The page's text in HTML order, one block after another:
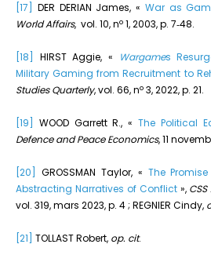
[17] DER DERIAN James, « War as
World Affairs, vol. 10, no 1, 2003, p. 7‑48.
[18] HIRST Aggie, « Wargames
Military Gaming from Recruitment to
Studies Quarterly, vol. 66, no 3, 2022, p. 21.
[19] WOOD Garrett R., « The Political
Defence and Peace Economics, 11
[20] GROSSMAN Taylor, « The
Abstracting Narratives of Conflict»,
vol. 319, mars 2023, p. 4 ; REGNIER Cindy,
[21] TOLLAST Robert, op. cit.